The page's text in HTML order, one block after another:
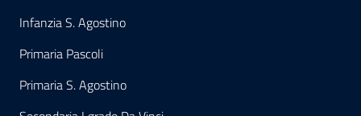
Infanzia S. Agostino
Primaria Pascoli
Primaria S. Agostino